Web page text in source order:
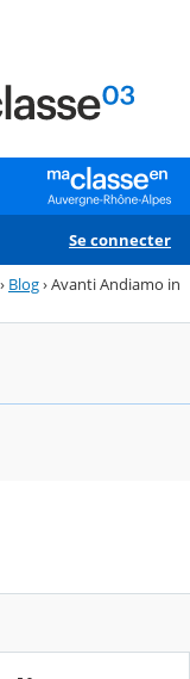
Se connecter
› Blog›Avanti Andiamo in